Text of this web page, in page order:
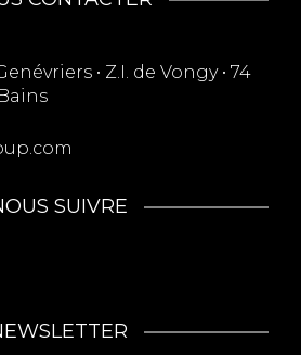
• Z.I. de Vongy • 74
SUIVRE